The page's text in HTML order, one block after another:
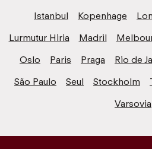
Istanbul
Kopenhage
Lurmutur Hiria
Madril
Oslo
Paris Praga Rio de
São Paulo
Seul Stockholm
Varsovia